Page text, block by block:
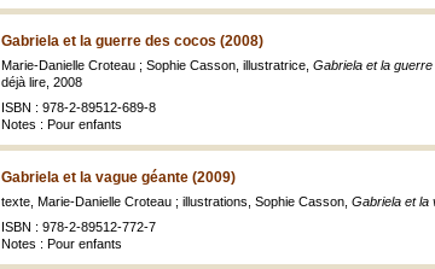
Gabriela et la guerre des cocos (2008)
Marie-Danielle Croteau ; Sophie Casson, illustratrice, Gabriela et la
déjà lire, 2008
ISBN : 978-2-89512-689-8
Notes : Pour enfants
Gabriela et la vague géante (2009)
texte, Marie-Danielle Croteau ; illustrations, Sophie Casson, Gabriela et la
ISBN : 978-2-89512-772-7
Notes : Pour enfants